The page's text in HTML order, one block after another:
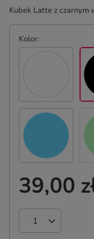
Kubek Latte z czarnym
Kolor
39,00